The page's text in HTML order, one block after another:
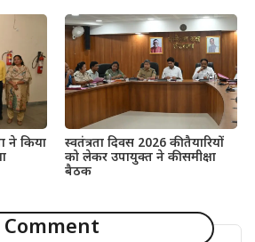
ने किया
स्वतंत्रता दिवस 2026 की तैयारियों
को लेकर उपायुक्त ने की समीक्षा
बैठक
Comment